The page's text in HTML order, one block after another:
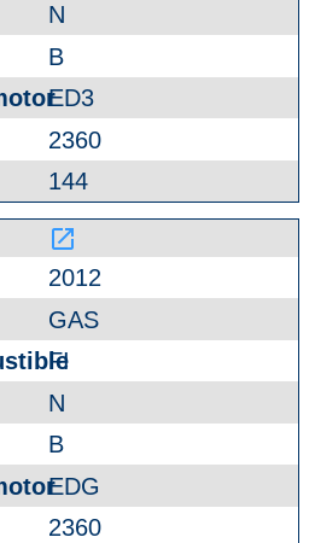
N
B
ED3
2360
144
launch
2012
GAS
FI
N
B
EDG
2360